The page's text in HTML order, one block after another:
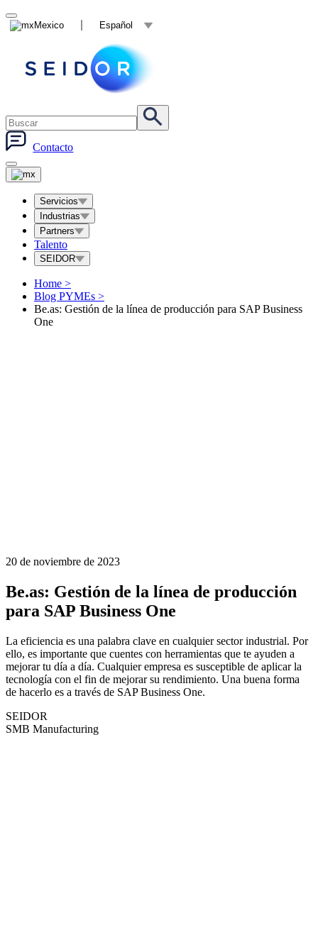
Mexico Español
Contacto
Servicios
Industrias
Partners
Talento
SEIDOR
Home >
Blog PYMEs >
Be.as: Gestión de la línea de producción para SAP Business
One
20 de noviembre de 2023
Be.as: Gestión de la línea de producción
para SAP Business One
La eficiencia es una palabra clave en cualquier sector industrial. Por
ello, es importante que cuentes con herramientas que te ayuden a
mejorar tu día a día. Cualquier empresa es susceptible de aplicar la
tecnología con el fin de mejorar su rendimiento. Una buena forma
de hacerlo es a través de SAP Business One.
SEIDOR
SMB Manufacturing